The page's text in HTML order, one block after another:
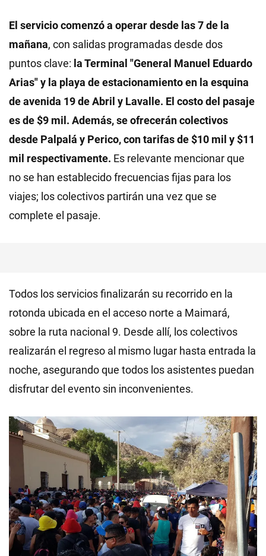
El servicio comenzó a operar desde las 7 de la
mañana, con salidas programadas desde dos
puntos clave: la Terminal "General Manuel Eduardo
Arias" y la playa de estacionamiento en la esquina
de avenida 19 de Abril y Lavalle. El costo del pasaje
es de $9 mil. Además, se ofrecerán colectivos
desde Palpalá y Perico, con tarifas de $10 mil y $11
mil respectivamente. Es relevante mencionar que
no se han establecido frecuencias fijas para los
viajes; los colectivos partirán una vez que se
complete el pasaje.
Todos los servicios finalizarán su recorrido en la
rotonda ubicada en el acceso norte a Maimará,
sobre la ruta nacional 9. Desde allí, los colectivos
realizarán el regreso al mismo lugar hasta entrada la
noche, asegurando que todos los asistentes puedan
disfrutar del evento sin inconvenientes.